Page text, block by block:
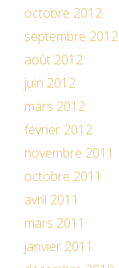
octobre 2012
septembre 2012
août 2012
juin 2012
mars 2012
février 2012
novembre 2011
octobre 2011
avril 2011
mars 2011
janvier 2011